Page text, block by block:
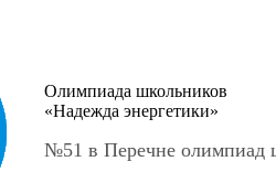
Олимпиада школьников
«Надежда энергетики»
№51 в Перечне олимпиад